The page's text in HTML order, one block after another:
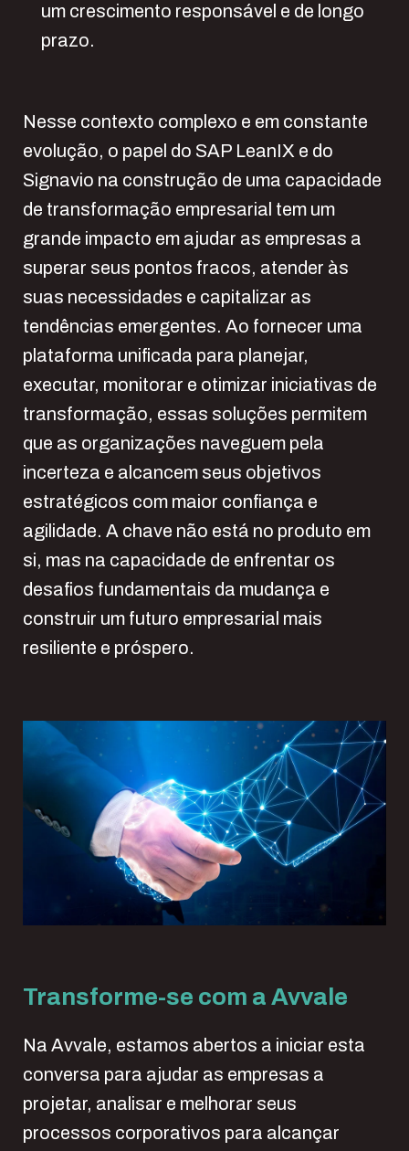
um crescimento responsável e de longo
prazo.
Nesse contexto complexo e em constante
evolução, o papel do SAP LeanIX e do
Signavio na construção de uma capacidade
de transformação empresarial tem um
grande impacto em ajudar as empresas a
superar seus pontos fracos, atender às
suas necessidades e capitalizar as
tendências emergentes. Ao fornecer uma
plataforma unificada para planejar,
executar, monitorar e otimizar iniciativas de
transformação, essas soluções permitem
que as organizações naveguem pela
incerteza e alcancem seus objetivos
estratégicos com maior confiança e
agilidade. A chave não está no produto em
si, mas na capacidade de enfrentar os
desafios fundamentais da mudança e
construir um futuro empresarial mais
resiliente e próspero.
Transforme-se com a Avvale
Na Avvale, estamos abertos a iniciar esta
conversa para ajudar as empresas a
projetar, analisar e melhorar seus
processos corporativos para alcançar